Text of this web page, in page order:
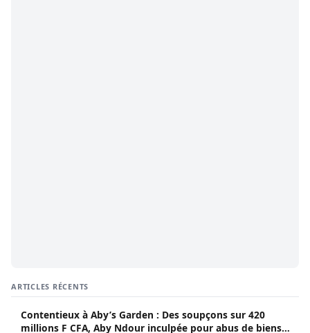
ARTICLES RÉCENTS
Contentieux à Aby’s Garden : Des soupçons sur 420
millions F CFA, Aby Ndour inculpée pour abus de biens